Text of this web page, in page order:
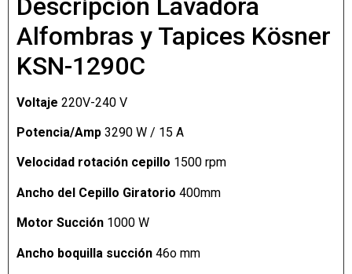
Alfombras y Tapices Kösner
KSN-1290C
Voltaje 220V-240 V
Potencia/Amp 3290 W / 15 A
Velocidad rotación cepillo 1500 rpm
Ancho del Cepillo Giratorio 400mm
Motor Succión 1000 W
Ancho boquilla succión 46o mm